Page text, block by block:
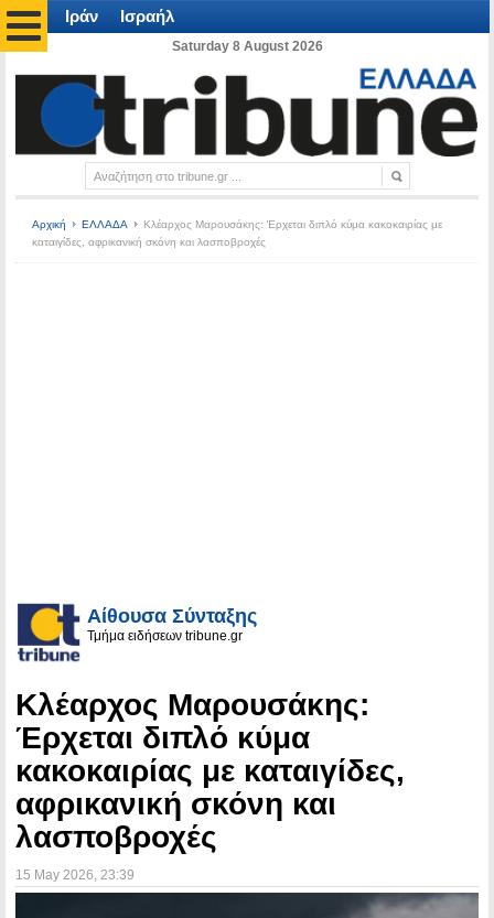
Ιράν Ισραήλ
Saturday 8 August 2026
Αρχική ΕΛΛΑΔΑ
Κλέαρχος Μαρουσάκης: Έρχεται διπλό κύμα κακοκαιρίας με
καταιγίδες, αφρικανική σκόνη και λασποβροχές
Αίθουσα Σύνταξης
Τμήμα ειδήσεων tribune.gr
Κλέαρχος Μαρουσάκης:
Έρχεται διπλό κύμα
κακοκαιρίας με καταιγίδες,
αφρικανική σκόνη και
λασποβροχές
15 May 2026 , 23:39